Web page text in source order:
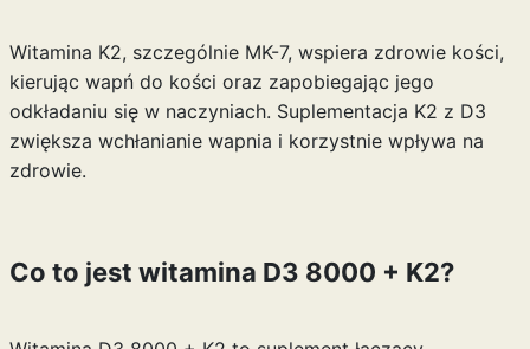
Witamina K2, szczególnie MK-7, wspiera zdrowie kości,
kierując wapń do kości oraz zapobiegając jego
odkładaniu się w naczyniach. Suplementacja K2 z D3
zwiększa wchłanianie wapnia i korzystnie wpływa na
zdrowie.
Co to jest witamina D3 8000 + K2?